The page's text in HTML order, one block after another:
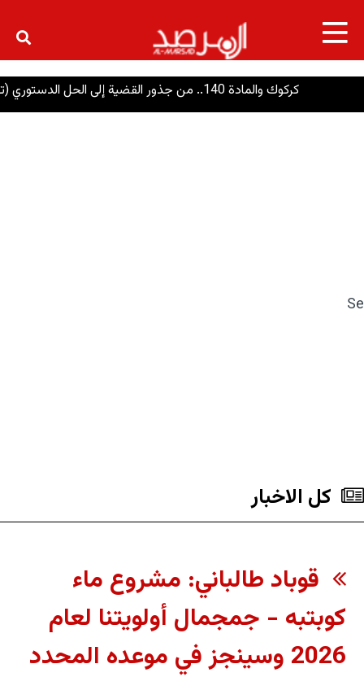
× كركوك والمادة 140.. من جذور القضية إلى الحل الدستوري (تحليل توثيقي)
کل الاخبار
قوباد طالباني: مشروع ماء
كوبتبه - جمجمال أولويتنا لعام
2026 وسينجز في موعده المحدد